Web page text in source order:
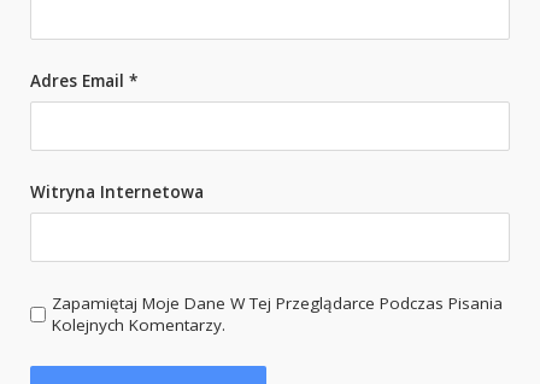
Adres Email *
Witryna Internetowa
Zapamiętaj Moje Dane W Tej Przeglądarce Podczas Pisania
Kolejnych Komentarzy.